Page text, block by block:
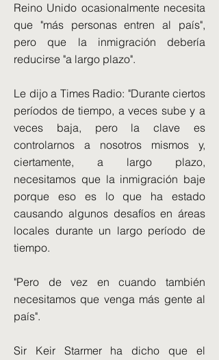
Reino Unido ocasionalmente necesita
que "más personas entren al país",
pero que la inmigración debería
reducirse "a largo plazo".
Le dijo a Times Radio: "Durante ciertos
períodos de tiempo, a veces sube y a
veces baja, pero la clave es
controlarnos a nosotros mismos y,
ciertamente, a largo plazo,
necesitamos que la inmigración baje
porque eso es lo que ha estado
causando algunos desafíos en áreas
locales durante un largo período de
tiempo.
"Pero de vez en cuando también
necesitamos que venga más gente al
país".
Sir Keir Starmer ha dicho que el